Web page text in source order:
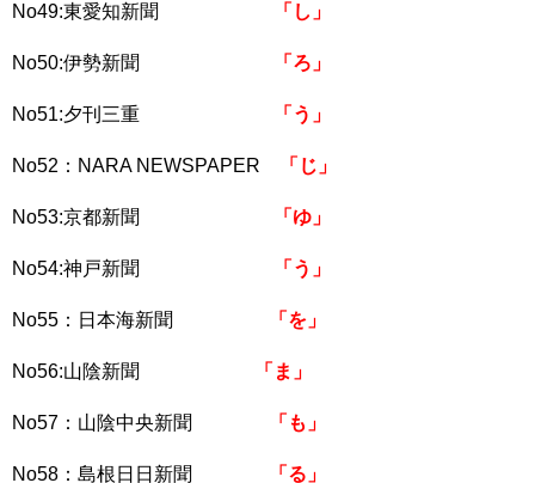
No49:東愛知新聞 「し」
No50:伊勢新聞 「ろ」
No51:夕刊三重 「う」
No52：NARA NEWSPAPER 「じ」
No53:京都新聞 「ゆ」
No54:神戸新聞 「う」
No55：日本海新聞 「を」
No56:山陰新聞 「ま」
No57：山陰中央新聞 「も」
No58：島根日日新聞 「る」